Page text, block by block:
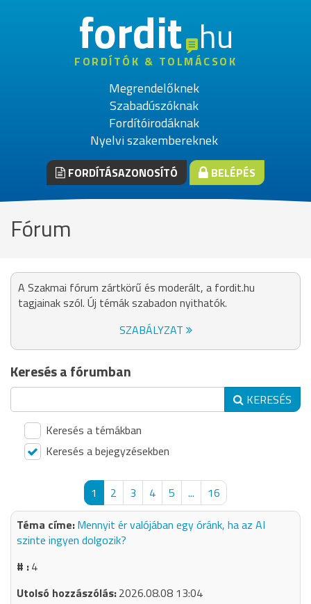
fordithu
FORDÍTÓK & TOLMÁCSOK
Megrendelőknek
Szabadúszóknak
Fordítóirodáknak
Nyelvi szakembereknek
FORDÍTÁSAZONOSÍTÓ BELÉPÉS
Fórum
A Szakmai fórum zártkörű és moderált, a fordit.hu
tagjainak szól. Új témák szabadon nyithatók.
SZABÁLYZAT
Keresés a fórumban
KERESÉS
Keresés a témákban
Keresés a bejegyzésekben
1 2 3 4 5 ...
16
Mennyit ér valójában egy óránk, ha az AI
szinte ingyen dolgozik?
4
2026.08.08 13:04